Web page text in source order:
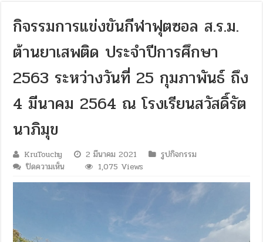
กิจรรมการแข่งขันกีฬาฟุตซอล ส.ร.ม.
ต้านยาเสพติด ประจำปีการศึกษา
2563 ระหว่างวันที่ 25 กุมภาพันธ์ ถึง
4 มีนาคม 2564 ณ โรงเรียนสวัสดิ์รัต
นาภิมุข
KruTouchy 2 มีนาคม 2021
รูปกิจกรรม
ปิดความเห็น
1,075 Views